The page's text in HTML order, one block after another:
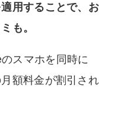
用することで、お
も。
スマホを同時に
額料金が割引され